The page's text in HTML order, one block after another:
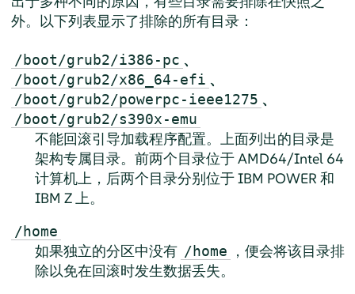
外。以下列表显示了排除的所有目录：
/boot/grub2/i386-pc 、
/boot/grub2/x86_64-efi 、
/boot/grub2/powerpc-ieee1275 、
/boot/grub2/s390x-emu
不能回滚引导加载程序配置。上面列出的目录是
架构专属目录。前两个目录位于 AMD64/Intel 64
计算机上，后两个目录分别位于 IBM POWER 和
IBM Z 上。
/home
如果独立的分区中没有 /home
，便会将该目录排
除以免在回滚时发生数据丢失。